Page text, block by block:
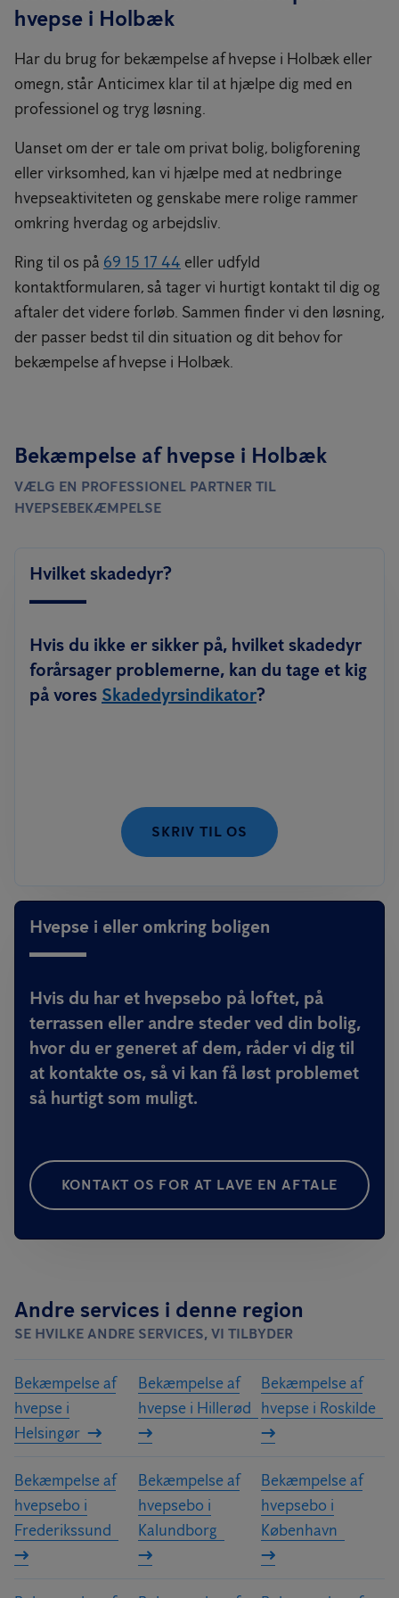
50% på prisen pr. ekstra hvepsebo.
hvepse i Holbæk
Har du brug for bekæmpelse af hvepse i Holbæk eller
omegn, står Anticimex klar til at hjælpe dig med en
professionel og tryg løsning.
Uanset om der er tale om privat bolig, boligforening
eller virksomhed, kan vi hjælpe med at nedbringe
hvepseaktiviteten og genskabe mere rolige rammer
omkring hverdag og arbejdsliv.
Ring til os på 69 15 17 44 eller udfyld
kontaktformularen, så tager vi hurtigt kontakt til dig og
aftaler det videre forløb. Sammen finder vi den løsning,
der passer bedst til din situation og dit behov for
bekæmpelse af hvepse i Holbæk.
Bekæmpelse af hvepse i Holbæk
VÆLG EN PROFESSIONEL PARTNER TIL
HVEPSEBEKÆMPELSE
Hvilket skadedyr?
Hvis du ikke er sikker på, hvilket skadedyr
forårsager problemerne, kan du tage et kig
på vores Skadedyrsindikator?
SKRIV TIL OS
Hvepse i eller omkring boligen
Hvis du har et hvepsebo på loftet, på
terrassen eller andre steder ved din bolig,
hvor du er generet af dem, råder vi dig til
at kontakte os, så vi kan få løst problemet
så hurtigt som muligt.
KONTAKT OS FOR AT LAVE EN AFTALE
Andre services i denne region
SE HVILKE ANDRE SERVICES, VI TILBYDER
Bekæmpelse af
hvepse i
Helsingør
Bekæmpelse af
hvepse i Hillerød
Bekæmpelse af
hvepse i Roskilde
Bekæmpelse af
hvepsebo i
Frederikssund
Bekæmpelse af
hvepsebo i
Kalundborg
Bekæmpelse af
hvepsebo i
København